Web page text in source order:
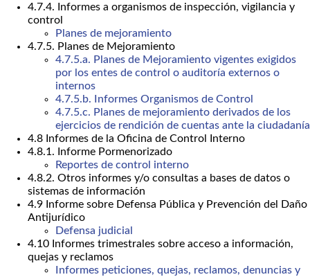
4.7.4. Informes a organismos de inspección, vigilancia y
control
Planes de mejoramiento
4.7.5. Planes de Mejoramiento
4.7.5.a. Planes de Mejoramiento vigentes exigidos
por los entes de control o auditoría externos o
internos
4.7.5.b. Informes Organismos de Control
4.7.5.c. Planes de mejoramiento derivados de los
ejercicios de rendición de cuentas ante la ciudadanía
4.8 Informes de la Oficina de Control Interno
4.8.1. Informe Pormenorizado
Reportes de control interno
4.8.2. Otros informes y/o consultas a bases de datos o
sistemas de información
4.9 Informe sobre Defensa Pública y Prevención del Daño
Antijurídico
Defensa judicial
4.10 Informes trimestrales sobre acceso a información,
quejas y reclamos
Informes peticiones, quejas, reclamos, denuncias y